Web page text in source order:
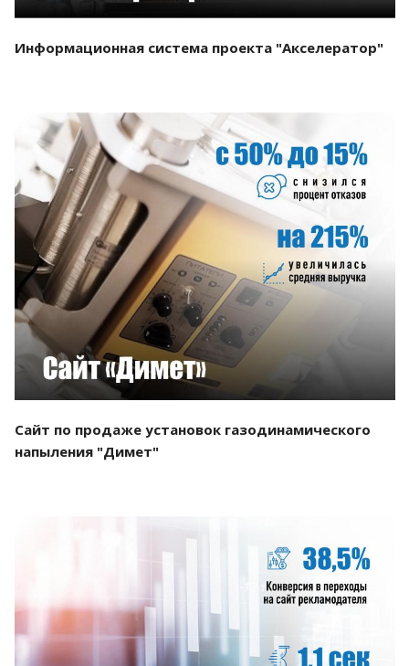
Информационная система проекта "Акселератор"
Смотреть проект
Сайт по продаже установок газодинамического
напыления "Димет"